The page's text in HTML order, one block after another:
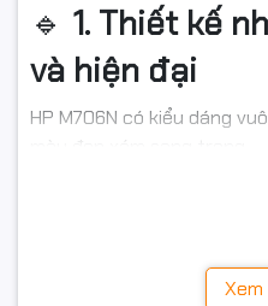
🔹 1. Thiết kế
và hiện đại
HP M706N có kiểu dáng
Bề mặt nhám chống bám